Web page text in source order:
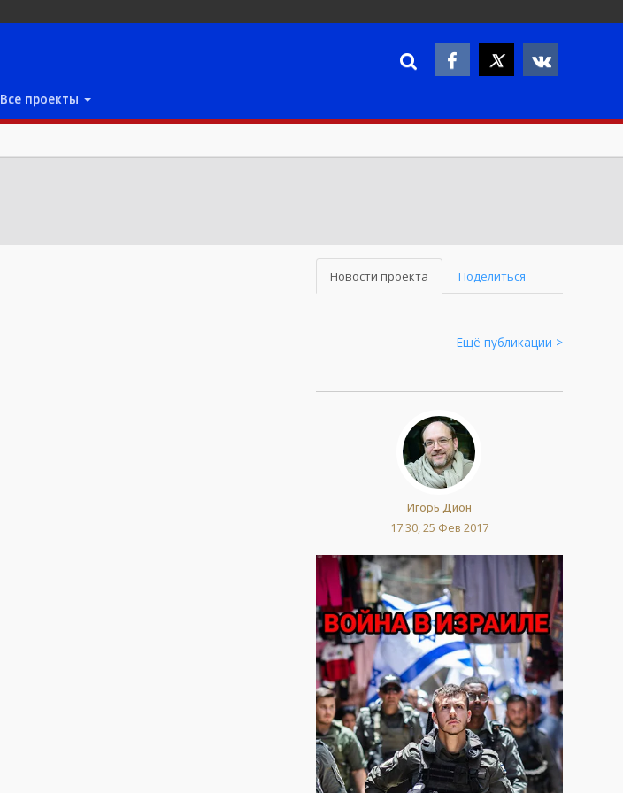
Все проекты
Новости проекта Поделиться
Ещё публикации >
Игорь Дион
17:30, 25 Фев 2017